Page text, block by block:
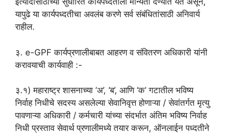
यापुढे या कार्यपध्दतीचा अवलंब करणे सर्व संबंधितांसाठी अनिवार्य
राहील.
३. e-GPF कार्यप्रणालीबाबत आहरण व संवितरण अधिकारी यांनी
करावयाची कार्यवाही :-
३.१) महाराष्ट्र शासनाच्या ‘अ’, ‘ब’, आणि ‘क’ गटातील भविष्य
निर्वाह निधीचे सदस्य असलेल्या सेवानिवृत्त होणाऱ्या / सेवांतर्गत मृत्यु
पावणाऱ्या अधिकारी / कर्मचारी यांच्या संदर्भात अंतिम भविष्य निर्वाह
निधी प्रस्ताव सेवार्थ प्रणालीमध्ये तयार करून, ऑनलाईन पध्दतीने